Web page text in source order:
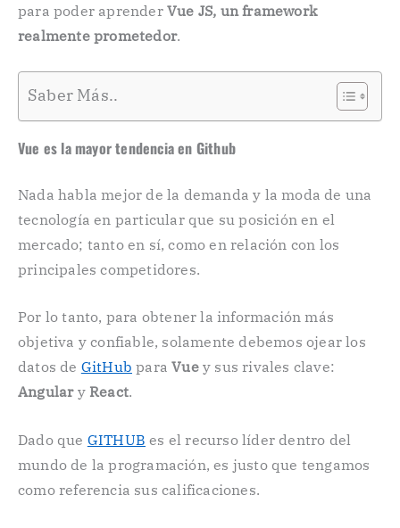
para poder aprender Vue JS, un framework
realmente prometedor.
Saber Más..
Vue es la mayor tendencia en Github
Nada habla mejor de la demanda y la moda de una
tecnología en particular que su posición en el
mercado; tanto en sí, como en relación con los
principales competidores.
Por lo tanto, para obtener la información más
objetiva y confiable, solamente debemos ojear los
datos de GitHub paraVuey sus rivales clave:
Angulary React.
Dado que GITHUB es el recurso líder dentro del
mundo de la programación, es justo que tengamos
como referencia sus calificaciones.